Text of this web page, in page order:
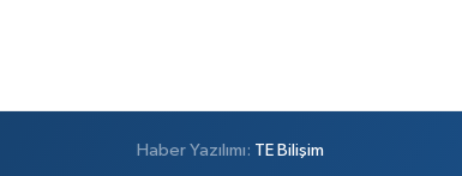
Haber Yazılımı: TE Bilişim